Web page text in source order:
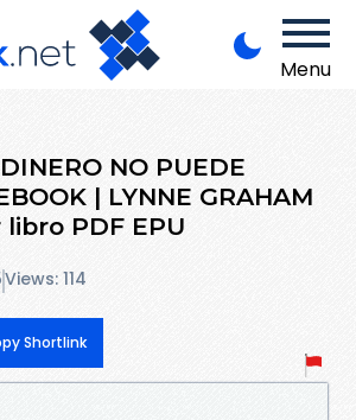
Menu
NO PUEDE
| LYNNE GRAHAM
PDF EPU
Views: 114
Shortlink